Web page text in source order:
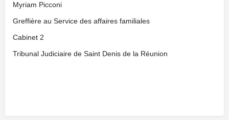
Myriam Picconi
Greffière au Service des affaires familiales
Cabinet 2
Tribunal Judiciaire de Saint Denis de la Réunion